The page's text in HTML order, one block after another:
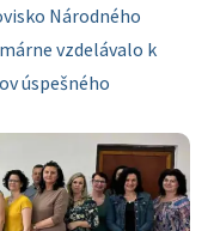
Národného
vzdelávalo k
úspešného